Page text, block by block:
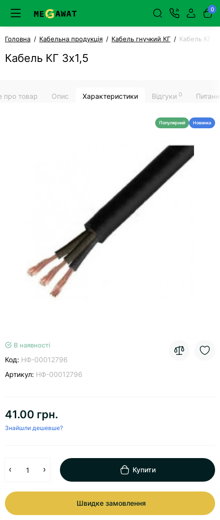
0
Головна Кабельна продукція Кабель гнучкий КГ Кабель КГ
Кабель КГ 3х1,5
про товар Опис Характеристики Відгуки 0
Популярний Новинка
В наявності
Код: НФ-00012796
Артикул: НФ-00012796
41.00 грн.
Знайшли дешевше?
Купити
Швидке замовлення